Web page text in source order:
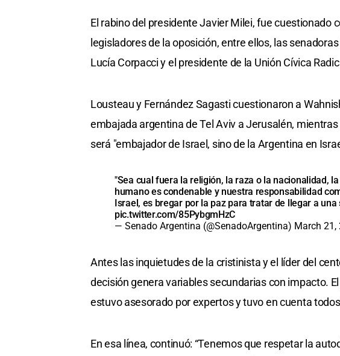
El rabino del presidente Javier Milei, fue cuestionado
legisladores de la oposición, entre ellos, las
Lucía Corpacci y el presidente de la Unión Cívica
Lousteau y Fernández Sagasti cuestionaron a
embajada argentina de Tel Aviv a Jerusalén,
será "embajador de Israel, sino de la Argentina en
"Sea cual fuera la religión, la raza o la nacionalidad,
humano es condenable y nuestra responsabilidad
Israel, es bregar por la paz para tratar de llegar a
pic.twitter.com/85PybgmHzC
— Senado Argentina (@SenadoArgentina) March 21,
Antes las inquietudes de la cristinista y el líder del
decisión genera variables secundarias con impacto.
estuvo asesorado por expertos y tuvo en cuenta
En esa línea, continuó: “Tenemos que respetar la